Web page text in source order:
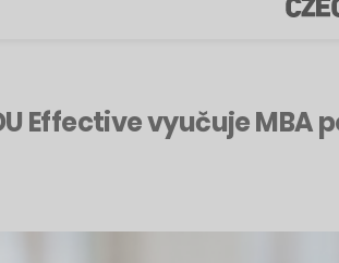
Effective vyučuje